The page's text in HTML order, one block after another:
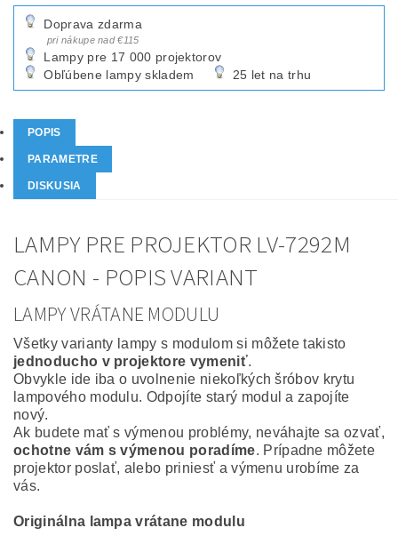
Doprava zdarma
pri nákupe nad €115
Lampy pre 17 000 projektorov
Obľúbene lampy skladem
25 let na trhu
POPIS
PARAMETRE
DISKUSIA
LAMPY PRE PROJEKTOR LV-7292M
CANON - POPIS VARIANT
LAMPY VRÁTANE MODULU
Všetky varianty lampy s modulom si môžete takisto
jednoducho v projektore vymeniť.
Obvykle ide iba o uvolnenie niekoľkých šróbov krytu
lampového modulu. Odpojíte starý modul a zapojíte
nový.
Ak budete mať s výmenou problémy, neváhajte sa ozvať,
ochotne vám s výmenou poradíme. Prípadne môžete
projektor poslať, alebo priniesť a výmenu urobíme za
vás.
Originálna lampa vrátane modulu